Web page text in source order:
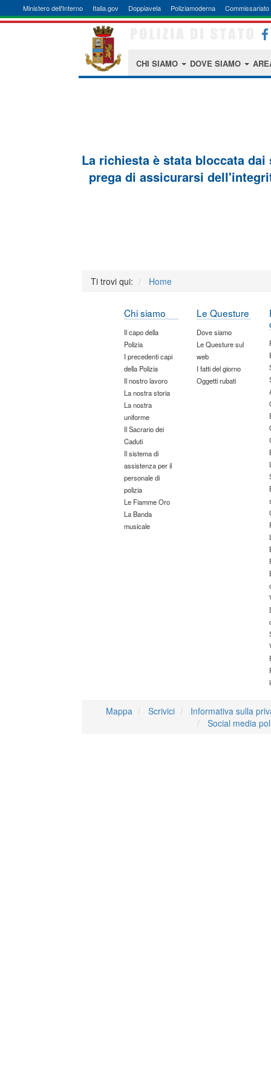
Ministero dell'Interno Italia.gov Doppiavela Poliziamoderna Commissariato
CHI SIAMO DOVE SIAMO
La richiesta è stata bloccata
prega di assicurarsi
Ti trovi qui: Home
Chi siamo
Il capo della
Polizia
I precedenti capi
della Polizia
Il nostro lavoro
La nostra storia
La nostra
uniforme
Il Sacrario dei
Caduti
Il sistema di
assistenza per il
personale di
polizia
Le Fiamme Oro
La Banda
musicale
Le Questure
Dove siamo
Le Questure sul
web
I fatti del giorno
Oggetti rubati
Mappa Scrivici
Informativa sulla
Social media